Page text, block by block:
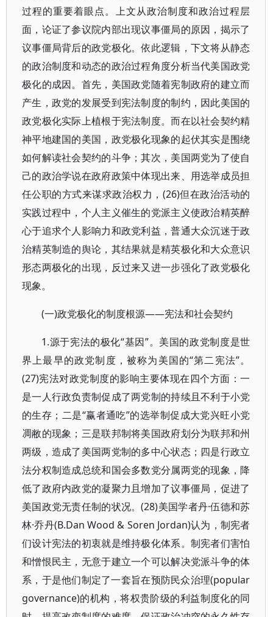
过程的重要着眼点。上文从政治制度和政治过程层
面，论证了参议院内部出现议事僵局的原因，揭示了
议事僵局背后的政党极化。依此逻辑，下文将从静态
的政治制度和动态的政治过程角度分析当代美国政党
极化的成因。首先，美国政党随着宪制政府的建立而
产生，政党的发展受到宪法制度的制约，因此美国的
政党极化实际上植根于宪法制度。而在以社会契约精
神平地建国的美国，政党极化现象的起伏其实是围绕
如何解读社会契约的斗争；其次，美国两党为了使自
己的政治学说在政府政策中体现出来、用选举成员担
任公职的方式来谋求政治权力，(26)但在政治活动的
实践过程中，个人主义催生的党派主义使政治精英醉
心于追求个人影响力和政党利益，普通大众沉迷于政
治精英制造的舆论，其结果就是精英极化和大众意识
形态两极化的出现，反过来又进一步强化了政党极化
现象。
(一)政党极化的制度根源——宪法和社会契约
1.源于宪法的极化“基因”。美国的政党制度是世
界上最早的政党制度，被称为美国的“第二宪法”。
(27)宪法对政党制度的影响主要体现在四个方面：一
是一人行政负责制促成了两党制的持续且不利于小党
的生存；二是“赢者通吃”的选举制促成大党兴旺小党
凋敝的现象；三是联邦制将美国政府划分为联邦和州
两级，造成了美国两党制的多中心状态；四是行政立
法分权制造成总统和国会多数党分属两党的现象，降
低了政府内政党的凝聚力且增加了议事僵局，促进了
美国政党无责任制的状况。(28)美国学者丹·伍德和苏
林·乔丹(B.Dan Wood & Soren Jordan)认为，制宪者
们设计宪法的初衷就是维持极化体系。制宪者们害怕
和憎恨民主，无意于建立一个可以解决党派斗争的体
系，于是他们制定了一套旨在预防民众治理(popular
governance)的机构，将权贵阶级的利益制度化的同